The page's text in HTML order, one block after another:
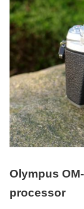
Olympus
processor